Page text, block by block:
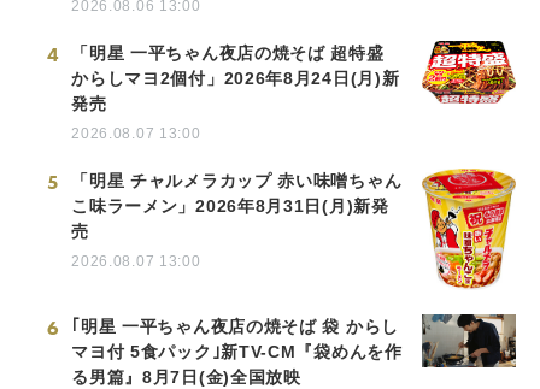
2026.08.06 13:00
4
「明星 一平ちゃん夜店の焼そば 超特盛
からしマヨ2個付」2026年8月24日(月)新
発売
2026.08.07 13:00
5
「明星 チャルメラカップ 赤い味噌ちゃん
こ味ラーメン」2026年8月31日(月)新発
売
2026.08.07 13:00
6
｢明星 一平ちゃん夜店の焼そば 袋 からし
マヨ付 5食パック｣新TV-CM『袋めんを作
る男篇』8月7日(金)全国放映